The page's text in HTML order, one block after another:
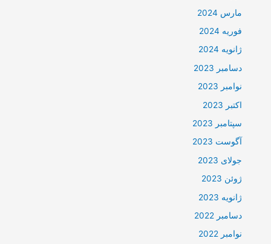
مارس 2024
فوریه 2024
ژانویه 2024
دسامبر 2023
نوامبر 2023
اکتبر 2023
سپتامبر 2023
آگوست 2023
جولای 2023
ژوئن 2023
ژانویه 2023
دسامبر 2022
نوامبر 2022